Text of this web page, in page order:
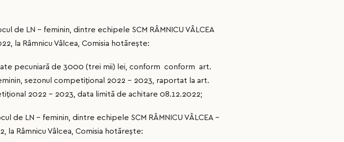
de LN – feminin, dintre echipele SCM RÂMNICU VÂLCEA
la Râmnicu Vâlcea, Comisia hotăreşte:
pecuniară de 3000 (trei mii) lei, conform conform art.
sezonul competițional 2022 – 2023, raportat la art.
2022 – 2023, data limită de achitare 08.12.2022;
de LN – feminin, dintre echipele SCM RÂMNICU VÂLCEA –
la Râmnicu Vâlcea, Comisia hotăreşte: